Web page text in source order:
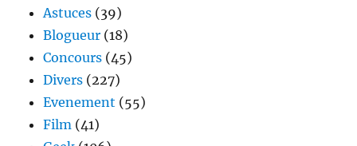
Astuces (39)
Blogueur (18)
Concours (45)
Divers (227)
Evenement (55)
Film (41)